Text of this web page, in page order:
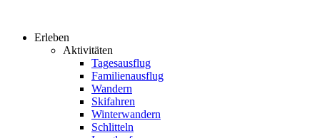
Erleben
Aktivitäten
Tagesausflug
Familienausflug
Wandern
Skifahren
Winterwandern
Schlitteln